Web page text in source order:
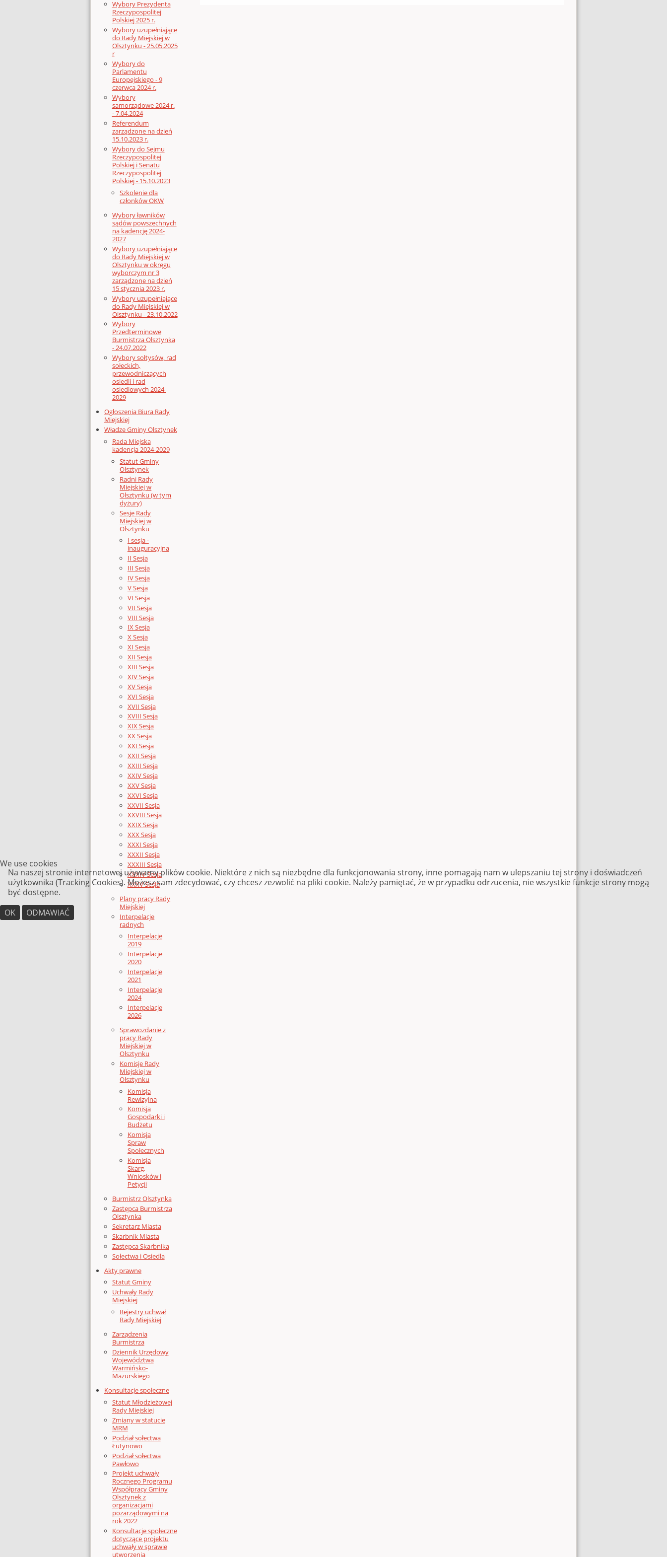
Wybory Prezydenta
Rzeczypospolitej
Polskiej 2025 r.
Wybory uzupełniające
do Rady Miejskiej w
Olsztynku - 25.05.2025
r
Wybory do
Parlamentu
Europejskiego - 9
czerwca 2024 r.
Wybory
samorządowe 2024 r.
- 7.04.2024
Referendum
zarządzone na dzień
15.10.2023 r.
Wybory do Sejmu
Rzeczypospolitej
Polskiej i Senatu
Rzeczypospolitej
Polskiej - 15.10.2023
Szkolenie dla
członków OKW
Wybory ławników
sądów powszechnych
na kadencję 2024-
2027
Wybory uzupełniające
do Rady Miejskiej w
Olsztynku w okręgu
wyborczym nr 3
zarządzone na dzień
15 stycznia 2023 r.
Wybory uzupełniające
do Rady Miejskiej w
Olsztynku - 23.10.2022
Wybory
Przedterminowe
Burmistrza Olsztynka
- 24.07.2022
Wybory sołtysów, rad
sołeckich,
przewodniczących
osiedli i rad
osiedlowych 2024-
2029
Ogłoszenia Biura Rady
Miejskiej
Władze Gminy Olsztynek
Rada Miejska
kadencja 2024-2029
Statut Gminy
Olsztynek
Radni Rady
Miejskiej w
Olsztynku (w tym
dyżury)
Sesje Rady
Miejskiej w
Olsztynku
I sesja -
inauguracyjna
II Sesja
III Sesja
IV Sesja
V Sesja
VI Sesja
VII Sesja
VIII Sesja
IX Sesja
X Sesja
XI Sesja
XII Sesja
XIII Sesja
XIV Sesja
XV Sesja
XVI Sesja
XVII Sesja
XVIII Sesja
XIX Sesja
XX Sesja
XXI Sesja
XXII Sesja
XXIII Sesja
XXIV Sesja
XXV Sesja
XXVI Sesja
XXVII Sesja
XXVIII Sesja
XXIX Sesja
XXX Sesja
XXXI Sesja
XXXII Sesja
XXXIII Sesja
XXXIV Sesja
XXXV Sesja
Plany pracy Rady
Miejskiej
Interpelacje
radnych
Interpelacje
2019
Interpelacje
2020
Interpelacje
2021
Interpelacje
2024
Interpelacje
2026
Sprawozdanie z
pracy Rady
Miejskiej w
Olsztynku
Komisje Rady
Miejskiej w
Olsztynku
Komisja
Rewizyjna
Komisja
Gospodarki i
Budżetu
Komisja
Spraw
Społecznych
Komisja
Skarg,
Wniosków i
Petycji
Burmistrz Olsztynka
Zastępca Burmistrza
Olsztynka
Sekretarz Miasta
Skarbnik Miasta
Zastępca Skarbnika
Sołectwa i Osiedla
Akty prawne
Statut Gminy
Uchwały Rady
Miejskiej
Rejestry uchwał
Rady Miejskiej
Zarządzenia
Burmistrza
Dziennik Urzędowy
Województwa
Warmińsko-
Mazurskiego
Konsultacje społeczne
Statut Młodzieżowej
Rady Miejskiej
Zmiany w statucie
MRM
Podział sołectwa
Łutynowo
Podział sołectwa
Pawłowo
Projekt uchwały
Rocznego Programu
Współpracy Gminy
Olsztynek z
organizacjami
pozarządowymi na
rok 2022
Konsultacje społeczne
dotyczące projektu
uchwały w sprawie
utworzenia
We use cookies
Na naszej stronie internetowej używamy plików cookie. Niektóre z nich są niezbędne dla funkcjonowania strony, inne pomagają nam w ulepszaniu tej strony i doświadczeń
użytkownika (Tracking Cookies). Możesz sam zdecydować, czy chcesz zezwolić na pliki cookie. Należy pamiętać, że w przypadku odrzucenia, nie wszystkie funkcje strony mogą
być dostępne.
OK
ODMAWIAĆ